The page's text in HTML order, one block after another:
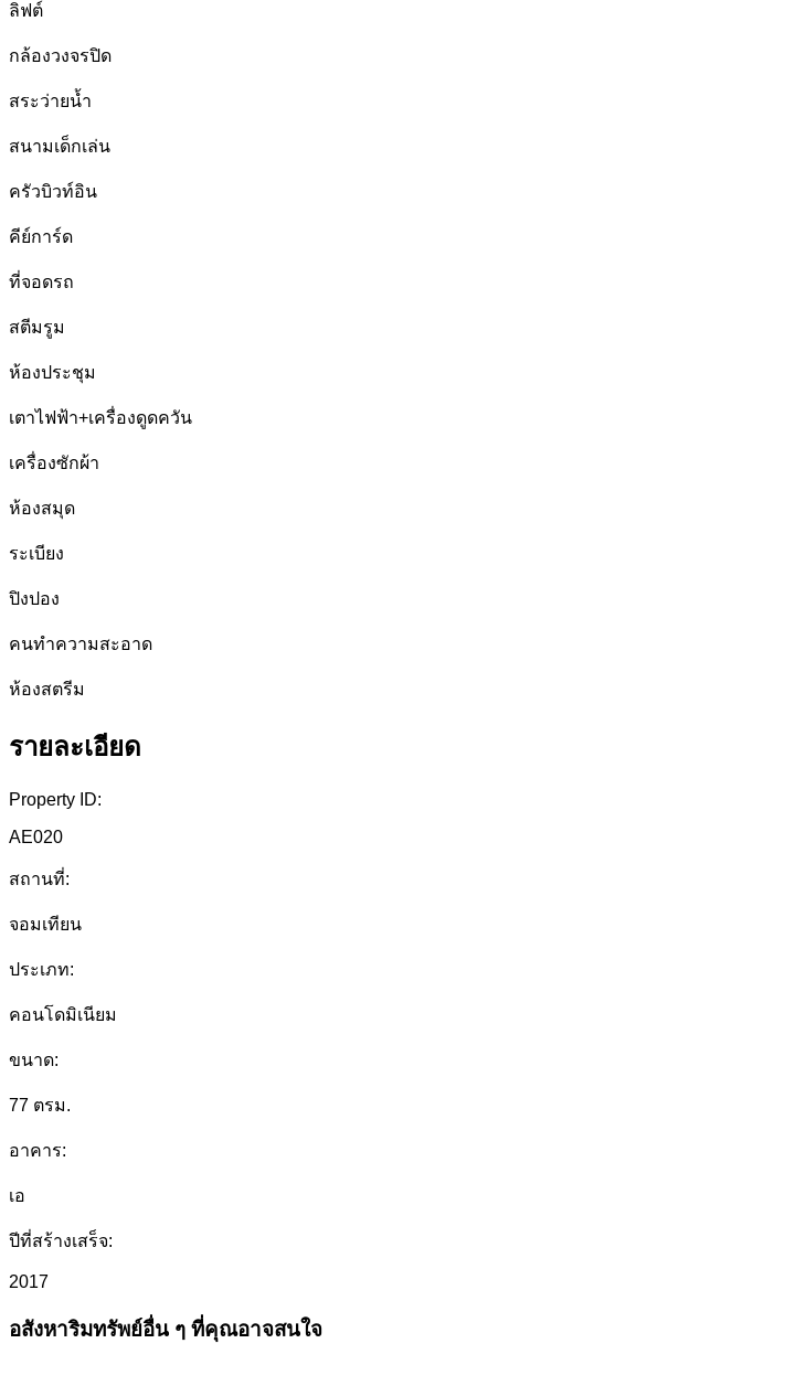
ลิฟต์
กล้องวงจรปิด
สระว่ายน้ำ
สนามเด็กเล่น
ครัวบิวท์อิน
คีย์การ์ด
ที่จอดรถ
สตีมรูม
ห้องประชุม
เตาไฟฟ้า+เครื่องดูดควัน
เครื่องซักผ้า
ห้องสมุด
ระเบียง
ปิงปอง
คนทำความสะอาด
ห้องสตรีม
รายละเอียด
Property ID:
AE020
สถานที่:
จอมเทียน
ประเภท:
คอนโดมิเนียม
ขนาด:
77 ตรม.
อาคาร:
เอ
ปีที่สร้างเสร็จ:
2017
อสังหาริมทรัพย์อื่น ๆ ที่คุณอาจสนใจ